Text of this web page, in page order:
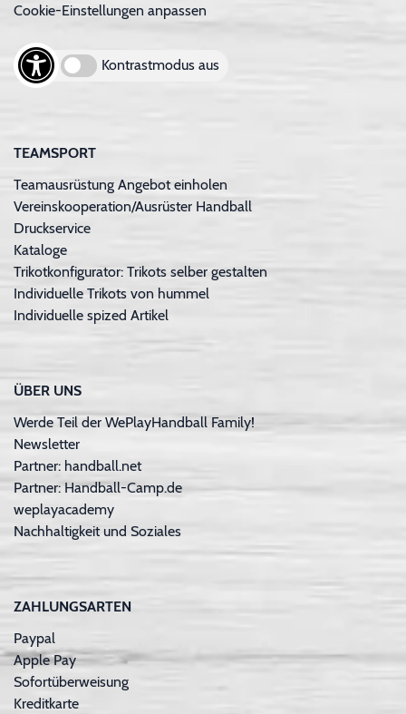
Cookie-Einstellungen anpassen
Kontrastmodus aus
TEAMSPORT
Teamausrüstung Angebot einholen
Vereinskooperation/Ausrüster Handball
Druckservice
Kataloge
Trikotkonfigurator: Trikots selber gestalten
Individuelle Trikots von hummel
Individuelle spized Artikel
ÜBER UNS
Werde Teil der WePlayHandball Family!
Newsletter
Partner: handball.net
Partner: Handball-Camp.de
weplayacademy
Nachhaltigkeit und Soziales
ZAHLUNGSARTEN
Paypal
Apple Pay
Sofortüberweisung
Kreditkarte